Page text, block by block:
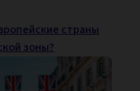
страны
зоны?